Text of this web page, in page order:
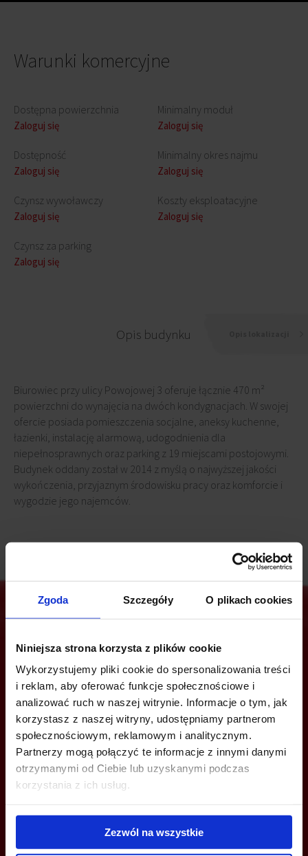
Zgoda Szczegóły O plikach cookies
Niniejsza strona korzysta z plików cookie
Wykorzystujemy pliki cookie do spersonalizowania treści
i reklam, aby oferować funkcje społecznościowe i
analizować ruch w naszej witrynie. Informacje o tym, jak
korzystasz z naszej witryny, udostępniamy partnerom
społecznościowym, reklamowym i analitycznym.
Partnerzy mogą połączyć te informacje z innymi danymi
otrzymanymi od Ciebie lub uzyskanymi podczas
korzystania z ich usług.
Zezwól na wszystkie
Warunki komercyjne
Dostępna powierzchnia
Zaloguj się
Dostępność
Zaloguj się
Czynsz wywoławczy
Zaloguj się
Czynsz za parking
Zaloguj się
Minimalny moduł
Zaloguj się
Minimalny okres najmu
Zaloguj się
Koszty eksploatacyjne
Zaloguj się
Opis budynku
Biurowiec przy ulicy Powojowej 3 oferuje łącznie 470 m²
powierzchni do wynajęcia na dwóch kondygnacjach. W swojej
ofercie posiada pomieszczenia socjalne, aneksy kuchenne,
łazienki, instalację alarmową, udogodnienia dla
niepełnosprawnych oraz parking z 19 miejscami postojowymi.
Budynek oddany został w 2014 z myślą o najwyższej jakości
wykończenia, przyjaznym środowisku pracy oraz komforcie i
wygodzie jego najemców.
Jesteś zainteresowany tą ofertą?
ZADZWOŃ I DOWIEDZ SIĘ WIĘCEJ
+48 22 167 04 00
info@bazabiur.pl